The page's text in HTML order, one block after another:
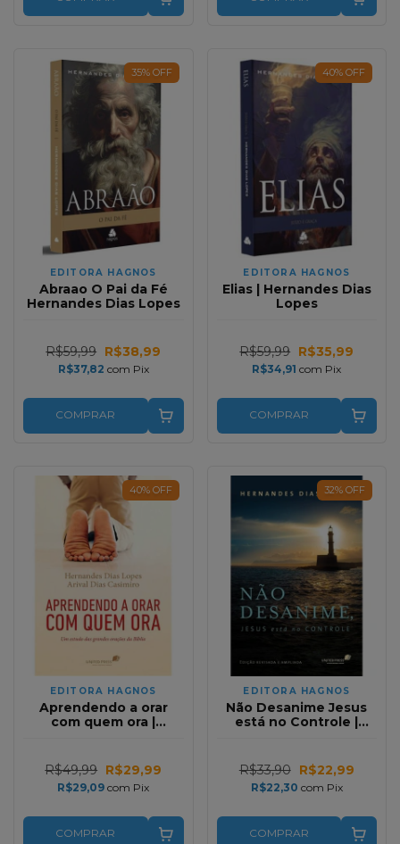
35% OFF
EDITORA HAGNOS
Abraao O Pai da Fé
Hernandes Dias Lopes
R$59,99 R$38,99
R$37,82 com Pix
COMPRAR
40% OFF
EDITORA HAGNOS
Elias | Hernandes Dias
Lopes
R$59,99 R$35,99
R$34,91com Pix
COMPRAR
40% OFF
EDITORA HAGNOS
Aprendendo a orar
com quem ora |
R$49,99 R$29,99
R$29,09com Pix
COMPRAR
32% OFF
EDITORA HAGNOS
Não Desanime Jesus
está no Controle |
R$33,90 R$22,99
R$22,30 com Pix
COMPRAR